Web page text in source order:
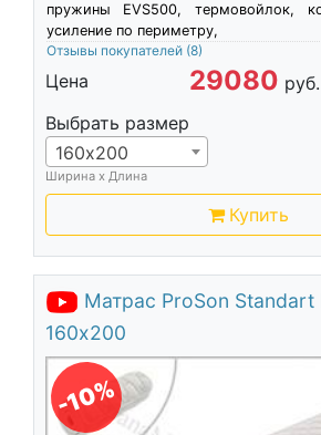
пружины EVS500, термовойлок,
усиление по периметру,
Отзывы покупателей (8)
Цена 29080 руб.
Выбрать размер
160х200
Ширина х Длина
Купить
Матрас ProSon Standart
160х200
-10%